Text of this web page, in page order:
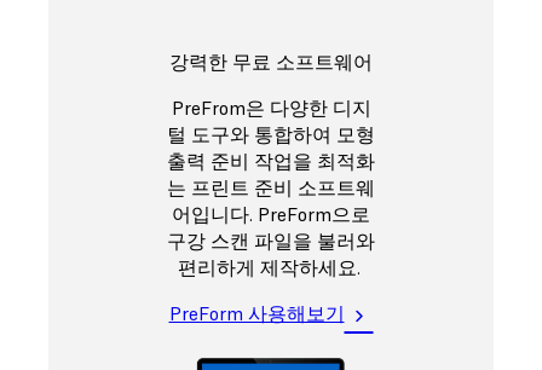
강력한 무료 소프트웨어
PreFrom은 다양한 디지
털 도구와 통합하여 모형
출력 준비 작업을 최적화
는 프린트 준비 소프트웨
어입니다. PreForm으로
구강 스캔 파일을 불러와
편리하게 제작하세요.
PreForm 사용해보기